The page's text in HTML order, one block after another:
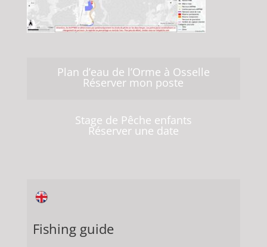
Plan d’eau de l’Orme à Osselle
Réserver mon poste
Stage de Pêche enfants
Réserver une date
Fishing guide